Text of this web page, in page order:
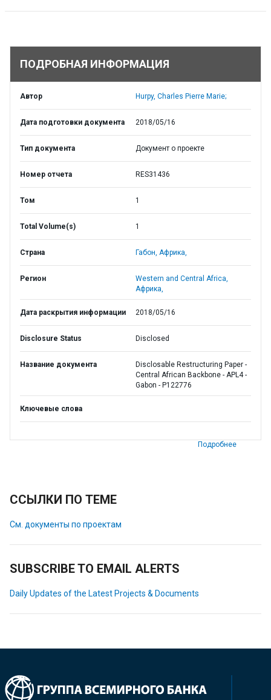
ПОДРОБНАЯ ИНФОРМАЦИЯ
Автор Hurpy, Charles Pierre Marie;
Дата подготовки документа 2018/05/16
Тип документа Документ о проекте
Номер отчета RES31436
Том 1
Total Volume(s) 1
Страна Габон, Африка,
Регион
Western and Central Africa,
Африка,
Дата раскрытия информации 2018/05/16
Disclosure Status Disclosed
Название документа
Disclosable Restructuring Paper -
Central African Backbone - APL4 -
Gabon - P122776
Ключевые слова
Подробнее
ССЫЛКИ ПО ТЕМЕ
См. документы по проектам
SUBSCRIBE TO EMAIL ALERTS
Daily Updates of the Latest Projects & Documents